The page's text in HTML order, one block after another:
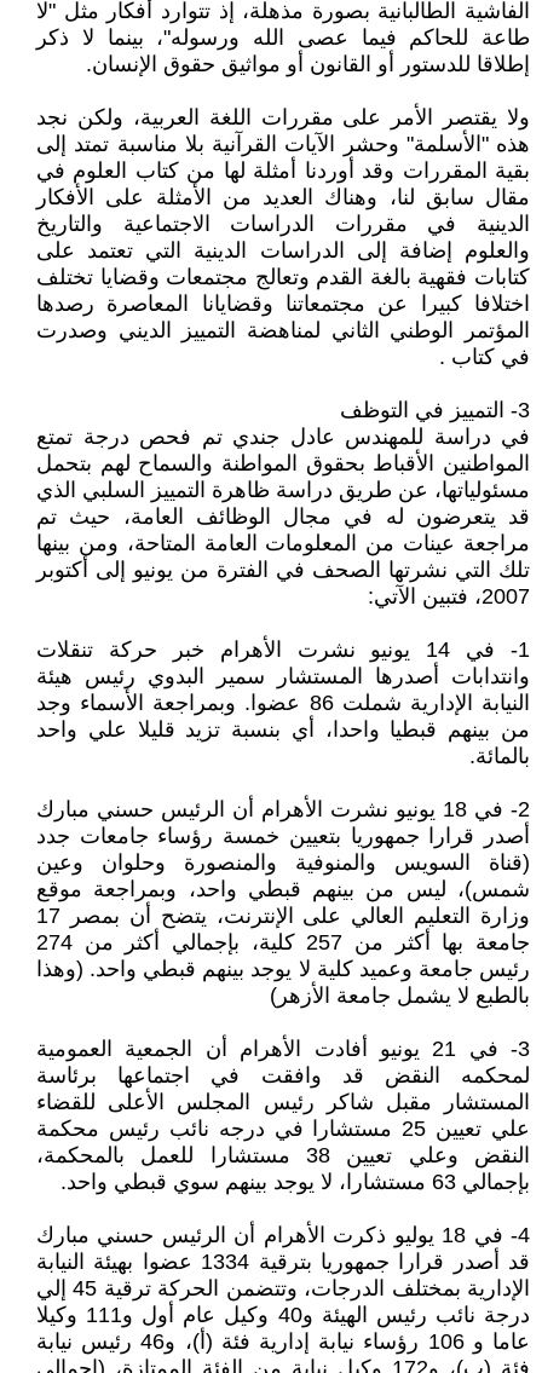
الفاشية الطالبانية بصورة مذهلة، إذ تتوارد أفكار مثل "لا
طاعة للحاكم فيما عصى الله ورسوله"، بينما لا ذكر
إطلاقا للدستور أو القانون أو مواثيق حقوق الإنسان.
ولا يقتصر الأمر على مقررات اللغة العربية، ولكن نجد
هذه "الأسلمة" وحشر الآيات القرآنية بلا مناسبة تمتد إلى
بقية المقررات وقد أوردنا أمثلة لها من كتاب العلوم في
مقال سابق لنا، وهناك العديد من الأمثلة على الأفكار
الدينية في مقررات الدراسات الاجتماعية والتاريخ
والعلوم إضافة إلى الدراسات الدينية التي تعتمد على
كتابات فقهية بالغة القدم وتعالج مجتمعات وقضايا تختلف
اختلافا كبيرا عن مجتمعاتنا وقضايانا المعاصرة رصدها
المؤتمر الوطني الثاني لمناهضة التمييز الديني وصدرت
في كتاب .
3- التمييز في التوظف
في دراسة للمهندس عادل جندي تم فحص درجة تمتع
المواطنين الأقباط بحقوق المواطنة والسماح لهم بتحمل
مسئولياتها، عن طريق دراسة ظاهرة التمييز السلبي الذي
قد يتعرضون له في مجال الوظائف العامة، حيث تم
مراجعة عينات من المعلومات العامة المتاحة، ومن بينها
تلك التي نشرتها الصحف في الفترة من يونيو إلى أكتوبر
2007، فتبين الآتي:
1- في 14 يونيو نشرت الأهرام خبر حركة تنقلات
وانتدابات أصدرها المستشار سمير البدوي رئيس هيئة
النيابة الإدارية شملت 86 عضوا. وبمراجعة الأسماء وجد
من بينهم قبطيا واحدا، أي بنسبة تزيد قليلا علي واحد
بالمائة.
2- في 18 يونيو نشرت الأهرام أن الرئيس حسني مبارك
أصدر قرارا جمهوريا بتعيين خمسة رؤساء جامعات جدد
(قناة السويس والمنوفية والمنصورة وحلوان وعين
شمس)، ليس من بينهم قبطي واحد، وبمراجعة موقع
وزارة التعليم العالي على الإنترنت، يتضح أن بمصر 17
جامعة بها أكثر من 257 كلية، بإجمالي أكثر من 274
رئيس جامعة وعميد كلية لا يوجد بينهم قبطي واحد. (وهذا
بالطبع لا يشمل جامعة الأزهر)
3- في 21 يونيو أفادت الأهرام أن الجمعية العمومية
لمحكمه النقض قد وافقت في اجتماعها برئاسة
المستشار مقبل شاكر رئيس المجلس الأعلى للقضاء
علي تعيين 25 مستشارا في درجه نائب رئيس محكمة
النقض وعلي تعيين 38 مستشارا للعمل بالمحكمة،
بإجمالي 63 مستشارا، لا يوجد بينهم سوي قبطي واحد.
4- في 18 يوليو ذكرت الأهرام أن الرئيس حسني مبارك
قد أصدر قرارا جمهوريا بترقية 1334 عضوا بهيئة النيابة
الإدارية بمختلف الدرجات، وتتضمن الحركة ترقية 45 إلي
درجة نائب رئيس الهيئة و40 وكيل عام أول و111 وكيلا
عاما و 106 رؤساء نيابة إدارية فئة (أ)، و46 رئيس نيابة